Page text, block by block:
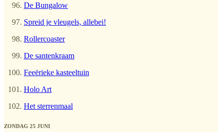
De Bungalow
Spreid je vleugels, allebei!
Rollercoaster
De santenkraam
Feeërieke kasteeltuin
Holo Art
Het sterrenmaal
ZONDAG 25 JUNI